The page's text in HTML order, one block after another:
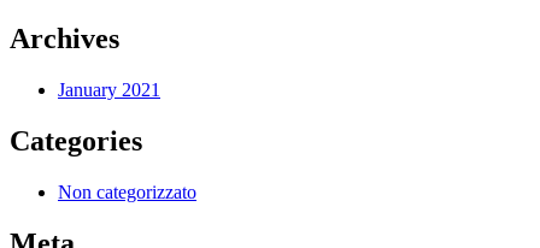
Archives
January 2021
Categories
Non categorizzato